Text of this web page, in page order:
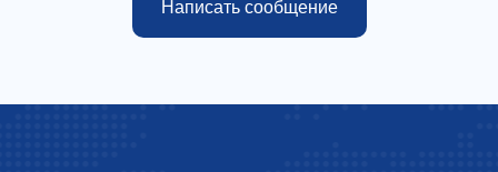
Написать сообщение